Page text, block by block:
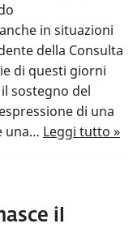
in situazioni
della Consulta
di questi giorni
sostegno del
di una
una… Leggi tutto »
il